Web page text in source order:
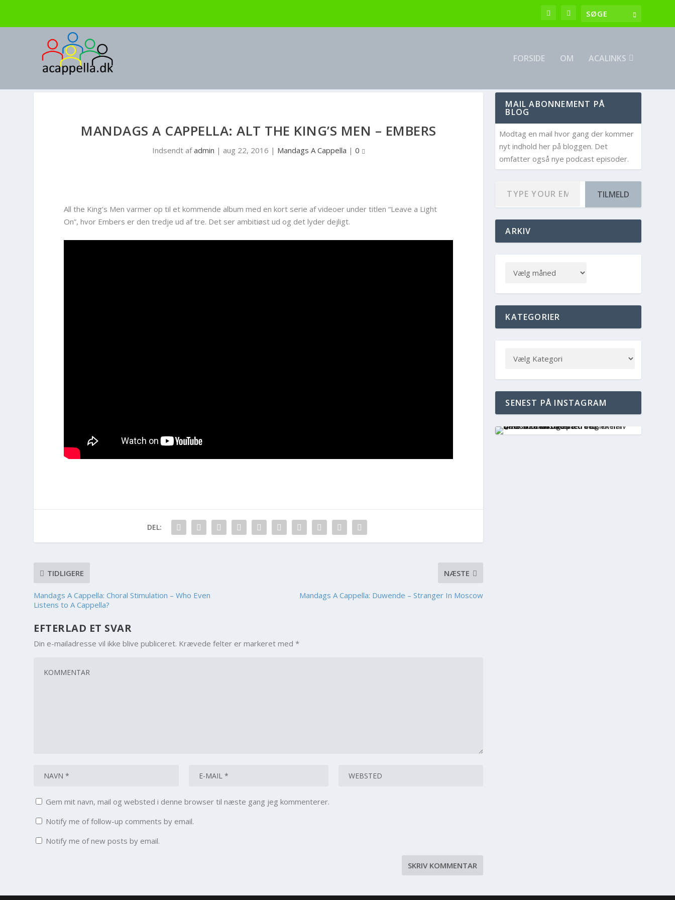
FORSIDE OM ACALINKS
MANDAGS A CAPPELLA: ALT THE KING’S MEN – EMBERS
Indsendt afadmin | aug 22, 2016 | Mandags A Cappella | 0
All the King’s Men varmer op til et kommende album med en kort serie af videoer under titlen “Leave a Light
On”, hvor Embers er den tredje ud af tre. Det ser ambitiøst ud og det lyder dejligt.
DEL:
TIDLIGERE
Mandags A Cappella: Choral Stimulation – Who Even
Listens to A Cappella?
NÆSTE
Mandags A Cappella: Duwende – Stranger In Moscow
EFTERLAD ET SVAR
Din e-mailadresse vil ikke blive publiceret. Krævede felter er markeret med*
Gem mit navn, mail og websted i denne browser til næste gang jeg kommenterer.
Notify me of follow-up comments by email.
Notify me of new posts by email.
MAIL ABONNEMENT PÅ
BLOG
Modtag en mail hvor gang der kommer
nyt indhold her på bloggen. Det
omfatter også nye podcast episoder.
TILMELD
ARKIV
KATEGORIER
SENEST PÅ INSTAGRAM